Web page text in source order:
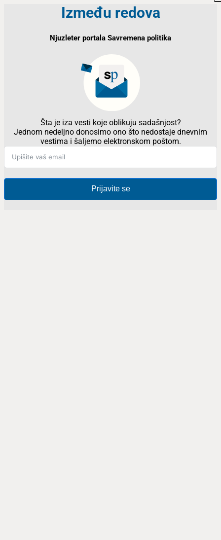
Između redova
Njuzleter portala Savremena politika
Šta je iza vesti koje oblikuju sadašnjost?
Jednom nedeljno donosimo ono što nedostaje dnevnim
vestima i šaljemo elektronskom poštom.
Prijavite se